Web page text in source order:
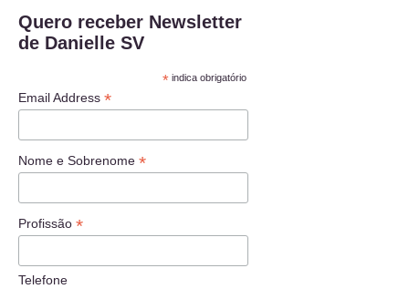
Quero receber Newsletter
de Danielle SV
*indica obrigatório
Email Address *
Nome e Sobrenome *
Profissão *
Telefone